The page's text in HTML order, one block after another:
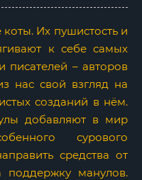
Их пушистость и
к себе самых
– авторов
нас свой взгляд на
созданий в нём.
добавляют в мир
сурового
средства от
манулов.